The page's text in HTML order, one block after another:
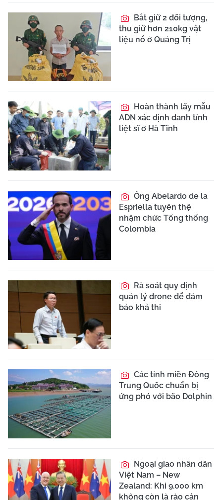
Bắt giữ 2 đối tượng,
thu giữ hơn 210kg vật
liệu nổ ở Quảng Trị
Hoàn thành lấy mẫu
ADN xác định danh tính
liệt sĩ ở Hà Tĩnh
Ông Abelardo de la
Espriella tuyên thệ
nhậm chức Tổng thống
Colombia
Rà soát quy định
quản lý drone để đảm
bảo khả thi
Các tỉnh miền Đông
Trung Quốc chuẩn bị
ứng phó với bão Dolphin
Ngoại giao nhân dân
Việt Nam – New
Zealand: Khi 9.000 km
không còn là rào cản